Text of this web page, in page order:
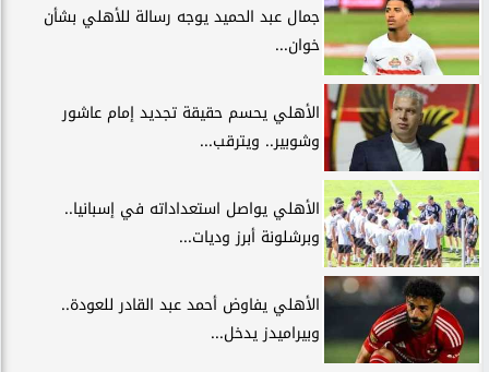
جمال عبد الحميد يوجه رسالة للأهلي بشأن
خوان...
الأهلي يحسم حقيقة تجديد إمام عاشور
وشوبير.. ويترقب...
الأهلي يواصل استعداداته في إسبانيا..
وبرشلونة أبرز وديات...
الأهلي يفاوض أحمد عبد القادر للعودة..
وبيراميدز يدخل...